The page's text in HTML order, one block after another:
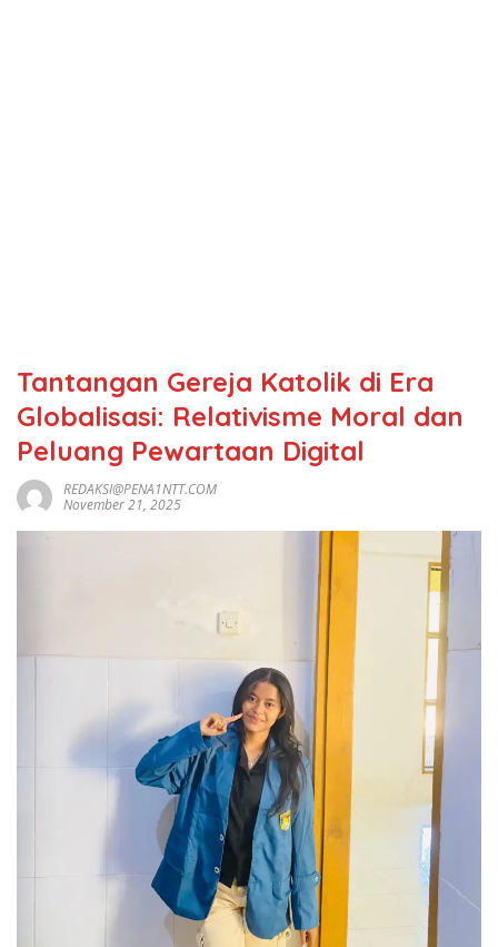
Tantangan Gereja Katolik di Era
Globalisasi: Relativisme Moral dan
Peluang Pewartaan Digital
REDAKSI@PENA1NTT.COM
November 21, 2025